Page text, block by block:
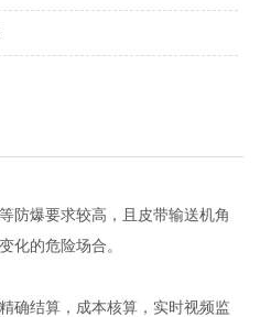
防爆要求较高，且皮带输送机角
化的危险场合。
确结算，成本核算，实时视频监